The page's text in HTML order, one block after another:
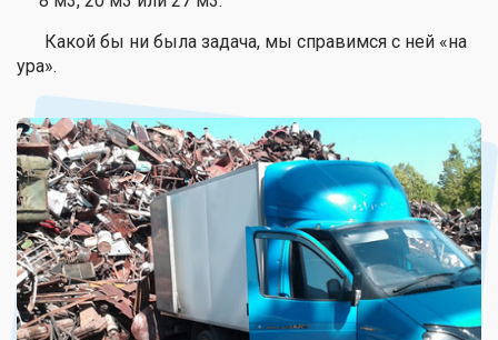
Какой бы ни была задача, мы справимся с ней «на
ура».